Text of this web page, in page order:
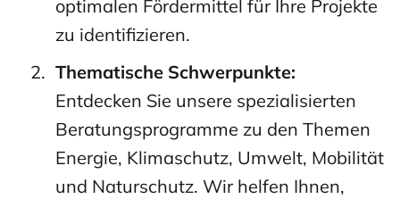
optimalen Fördermittel für Ihre Projekte
zu identifizieren.
Thematische Schwerpunkte:
Entdecken Sie unsere spezialisierten
Beratungsprogramme zu den Themen
Energie, Klimaschutz, Umwelt, Mobilität
und Naturschutz. Wir helfen Ihnen,